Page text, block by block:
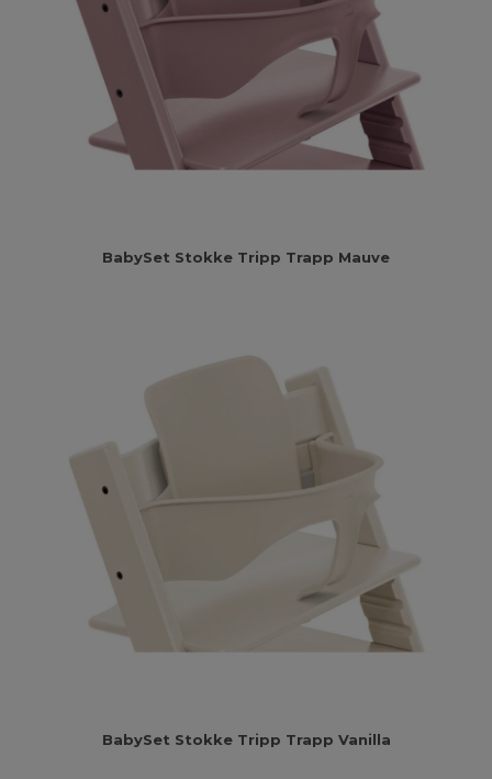
BabySet Stokke Tripp Trapp Mauve
BabySet Stokke Tripp Trapp Vanilla